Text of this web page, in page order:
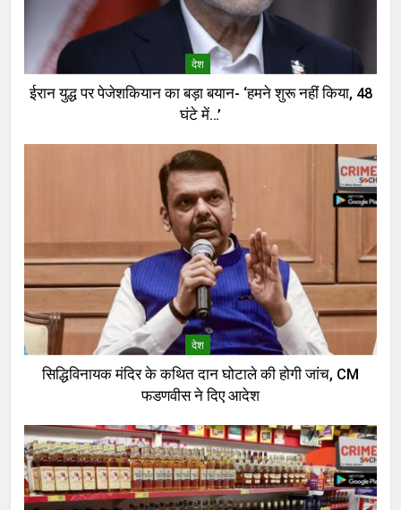
देश
ईरान युद्ध पर पेजेशकियान का बड़ा बयान- ‘हमने शुरू नहीं किया, 48
घंटे में…’
देश
सिद्धिविनायक मंदिर के कथित दान घोटाले की होगी जांच, CM
फडणवीस ने दिए आदेश